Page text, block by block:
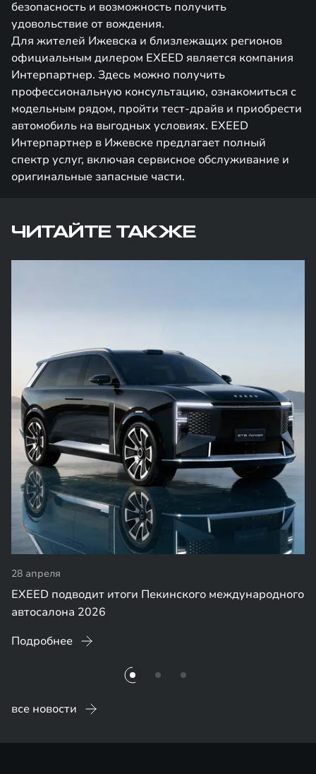
безопасность и возможность получить
удовольствие от вождения.
Для жителей Ижевска и близлежащих регионов
официальным дилером EXEED является компания
Интерпартнер. Здесь можно получить
профессиональную консультацию, ознакомиться с
модельным рядом, пройти тест-драйв и приобрести
автомобиль на выгодных условиях. EXEED
Интерпартнер в Ижевске предлагает полный
спектр услуг, включая сервисное обслуживание и
оригинальные запасные части.
ЧИТАЙТЕ ТАКЖЕ
28 апреля
EXEED подводит итоги Пекинского международного
автосалона 2026
Подробнее
все новости